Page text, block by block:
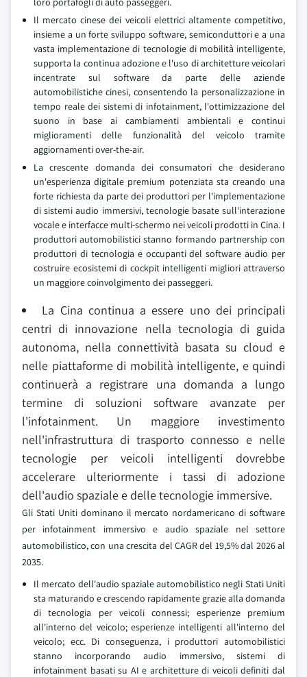
Il mercato cinese dei veicoli elettrici altamente competitivo,
insieme a un forte sviluppo software, semiconduttori e a una
vasta implementazione di tecnologie di mobilità intelligente,
supporta la continua adozione e l'uso di architetture veicolari
incentrate sul software da parte delle aziende
automobilistiche cinesi, consentendo la personalizzazione in
tempo reale dei sistemi di infotainment, l'ottimizzazione del
suono in base ai cambiamenti ambientali e continui
miglioramenti delle funzionalità del veicolo tramite
aggiornamenti over-the-air.
La crescente domanda dei consumatori che desiderano
un'esperienza digitale premium potenziata sta creando una
forte richiesta da parte dei produttori per l'implementazione
di sistemi audio immersivi, tecnologie basate sull'interazione
vocale e interfacce multi-schermo nei veicoli prodotti in Cina. I
produttori automobilistici stanno formando partnership con
produttori di tecnologia e occupanti del software audio per
costruire ecosistemi di cockpit intelligenti migliori attraverso
un maggiore coinvolgimento dei passeggeri.
La Cina continua a essere uno dei principali
centri di innovazione nella tecnologia di guida
autonoma, nella connettività basata su cloud e
nelle piattaforme di mobilità intelligente, e quindi
continuerà a registrare una domanda a lungo
termine di soluzioni software avanzate per
l'infotainment. Un maggiore investimento
nell'infrastruttura di trasporto connesso e nelle
tecnologie per veicoli intelligenti dovrebbe
accelerare ulteriormente i tassi di adozione
dell'audio spaziale e delle tecnologie immersive.
Gli Stati Uniti dominano il mercato nordamericano di software
per infotainment immersivo e audio spaziale nel settore
automobilistico, con una crescita del CAGR del 19,5% dal 2026 al
2035.
Il mercato dell'audio spaziale automobilistico negli Stati Uniti
sta maturando e crescendo rapidamente grazie alla domanda
di tecnologia per veicoli connessi; esperienze premium
all'interno del veicolo; esperienze intelligenti all'interno del
veicolo; ecc. Di conseguenza, i produttori automobilistici
stanno incorporando audio immersivo, sistemi di
infotainment basati su AI e architetture di veicoli definiti dal